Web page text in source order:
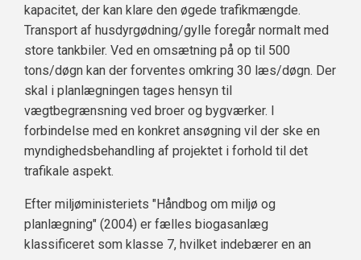
kapacitet, der kan klare den øgede trafikmængde.
Transport af husdyrgødning/gylle foregår normalt med
store tankbiler. Ved en omsætning på op til 500
tons/døgn kan der forventes omkring 30 læs/døgn. Der
skal i planlægningen tages hensyn til
vægtbegrænsning ved broer og bygværker. I
forbindelse med en konkret ansøgning vil der ske en
myndighedsbehandling af projektet i forhold til det
trafikale aspekt.
Efter miljøministeriets "Håndbog om miljø og
planlægning" (2004) er fælles biogasanlæg
klassificeret som klasse 7, hvilket indebærer en an